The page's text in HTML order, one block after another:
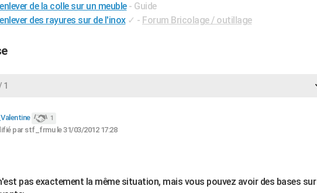
de la colle sur un meuble - Guide
des rayures sur de l'inox ✓ - Forum Bricolage / outillage
1
1
par stf_frmu le 31/03/2012 17:28
pas exactement la même situation, mais vous pouvez avoir des bases sur